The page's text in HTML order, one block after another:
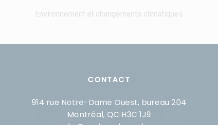
Environnement et changements climatiques
CONTACT
914 rue Notre-Dame Ouest, bureau 204
Montréal, QC H3C 1J9